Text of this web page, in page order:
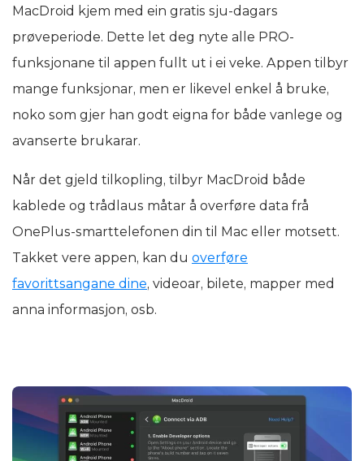
MacDroid kjem med ein gratis sju-dagars
prøveperiode. Dette let deg nyte alle PRO-
funksjonane til appen fullt ut i ei veke. Appen tilbyr
mange funksjonar, men er likevel enkel å bruke,
noko som gjer han godt eigna for både vanlege og
avanserte brukarar.
Når det gjeld tilkopling, tilbyr MacDroid både
kablede og trådlaus måtar å overføre data frå
OnePlus-smarttelefonen din til Mac eller motsett.
Takket vere appen, kan du overføre
favorittsangane dine, videoar, bilete, mapper med
anna informasjon, osb.